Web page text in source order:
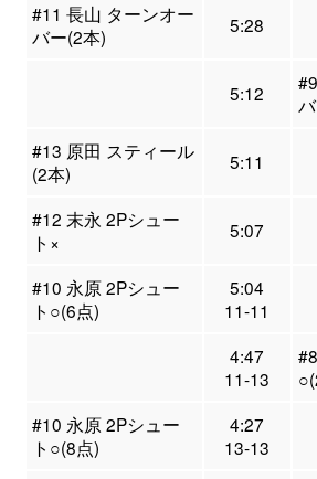
#11 長山 ターンオー
バー(2本)
5:28
5:12
#13 原田 スティール
(2本)
5:11
#12 末永 2Pシュー
ト×
5:07
#10 永原 2Pシュー
ト○(6点)
5:04
11-11
4:47
11-13
#10 永原 2Pシュー
ト○(8点)
4:27
13-13